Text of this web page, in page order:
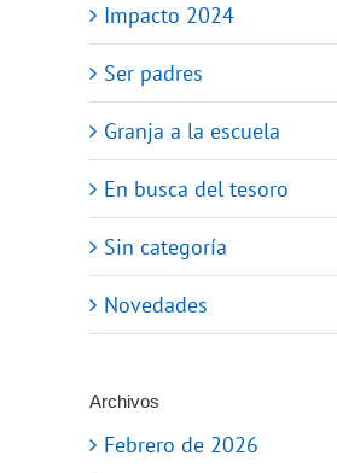
Impacto 2024
Ser padres
Granja a la escuela
En busca del tesoro
Sin categoría
Novedades
Archivos
Febrero de 2026